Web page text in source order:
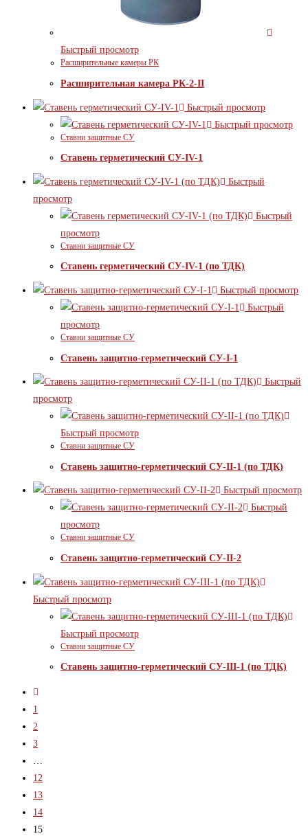
Быстрый просмотр
Расширительные камеры РК
Расширительная камера РК-2-II
Быстрый просмотр
Быстрый просмотр
Ставни защитные СУ
Ставень герметический СУ-IV-1
Быстрый
просмотр
Быстрый
просмотр
Ставни защитные СУ
Ставень герметический СУ-IV-1 (по ТДК)
Быстрый просмотр
Быстрый
просмотр
Ставни защитные СУ
Ставень защитно-герметический СУ-I-1
Быстрый
просмотр
Быстрый просмотр
Ставни защитные СУ
Ставень защитно-герметический СУ-II-1 (по ТДК)
Быстрый просмотр
Быстрый
просмотр
Ставни защитные СУ
Ставень защитно-герметический СУ-II-2
Быстрый просмотр
Быстрый просмотр
Ставни защитные СУ
Ставень защитно-герметический СУ-III-1 (по ТДК)
1
2
3
…
12
13
14
15